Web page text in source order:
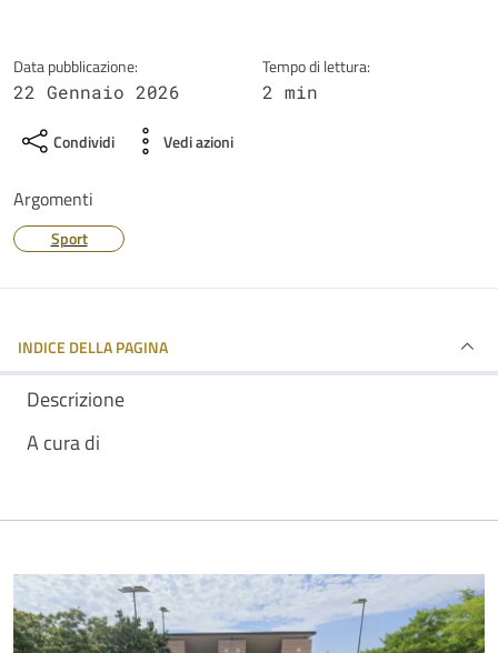
Data pubblicazione:
22 Gennaio 2026
Tempo di lettura:
2 min
Condividi Vedi azioni
Argomenti
Sport
INDICE DELLA PAGINA
Descrizione
A cura di